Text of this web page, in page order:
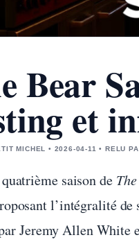
Bear
et
MICHEL • 2026-04-11 • RELU
saison de
l’intégralité de
Jeremy Allen White